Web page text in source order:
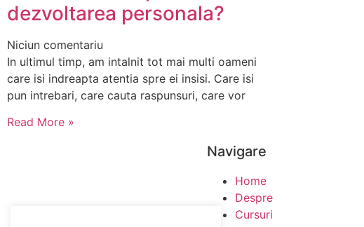
dezvoltarea personala?
Niciun comentariu
In ultimul timp, am intalnit tot mai multi oameni
care isi indreapta atentia spre ei insisi. Care isi
pun intrebari, care cauta raspunsuri, care vor
Read More »
Navigare
Home
Despre
Cursuri